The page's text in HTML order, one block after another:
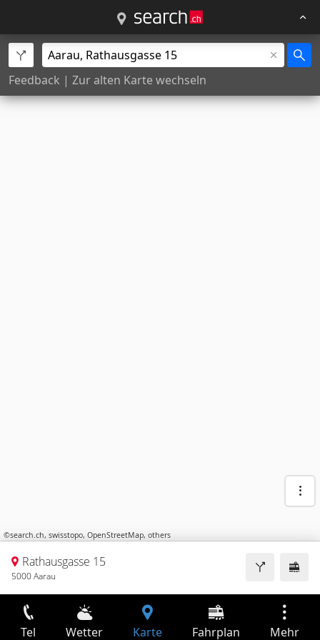
Feedback | Zur alten Karte wechseln
©search.ch, swisstopo, OpenStreetMap, others
Rathausgasse 15
5000 Aarau
Tel Wetter Karte Fahrplan Mehr